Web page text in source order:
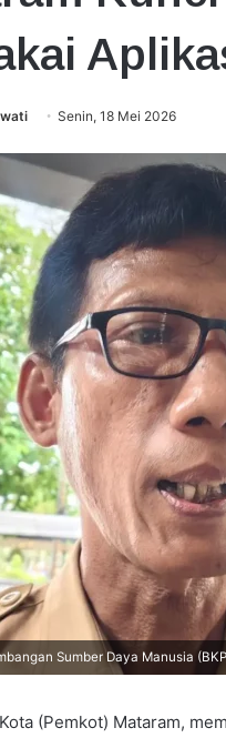
Senin, 18 Mei 2026
Sumber Daya Manusia
(Pemkot) Mataram,